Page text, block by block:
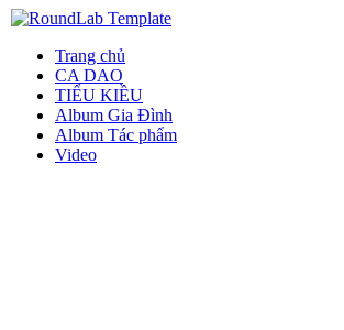
Trang chủ
CA DAO
TIỂU KIỀU
Album Gia Đình
Album Tác phẩm
Video